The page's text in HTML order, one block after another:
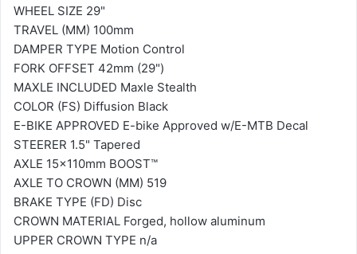
WHEEL SIZE 29"
TRAVEL (MM) 100mm
DAMPER TYPE Motion Control
FORK OFFSET 42mm (29")
MAXLE INCLUDED Maxle Stealth
COLOR (FS) Diffusion Black
E-BIKE APPROVED E-bike Approved w/E-MTB Decal
STEERER 1.5" Tapered
AXLE 15x110mm BOOST™
AXLE TO CROWN (MM) 519
BRAKE TYPE (FD) Disc
CROWN MATERIAL Forged, hollow aluminum
UPPER CROWN TYPE n/a